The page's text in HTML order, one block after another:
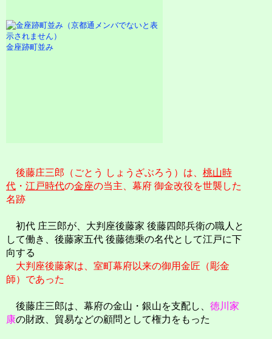
金座跡町並み
後藤庄三郎（ごとう しょうざぶろう）は、 桃山時
代 ・ 江戸時代の金座の当主、幕府 御金改役を世襲した
名跡
初代 庄三郎が、大判座後藤家 後藤四郎兵衛の職人と
して働き、後藤家五代 後藤徳乗の名代として江戸に下
向する
大判座後藤家は、室町幕府以来の御用金匠（彫金
師）であった
後藤庄三郎は、幕府の金山・銀山を支配し、 徳川家
康の財政、貿易などの顧問として権力をもった